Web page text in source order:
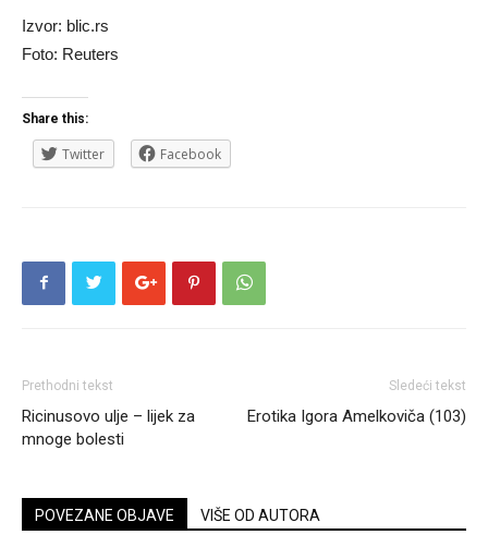
Izvor: blic.rs
Foto: Reuters
Share this:
Twitter Facebook
Prethodni tekst
Ricinusovo ulje – lijek za
mnoge bolesti
Sledeći tekst
Erotika Igora Amelkoviča (103)
POVEZANE OBJAVE VIŠE OD AUTORA